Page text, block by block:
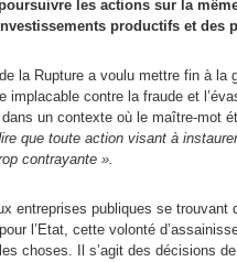
les actions sur la
productifs et des
la Rupture a voulu mettre fin à
implacable contre la fraude et
un contexte où le maître-mot
que toute action visant à
contrayante ».
entreprises publiques se
l’Etat, cette volonté
choses. Il s’agit des décisions